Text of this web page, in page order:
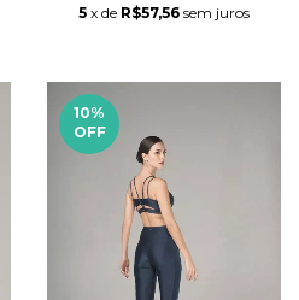
5 x de R$57,56 sem juros
10%
OFF